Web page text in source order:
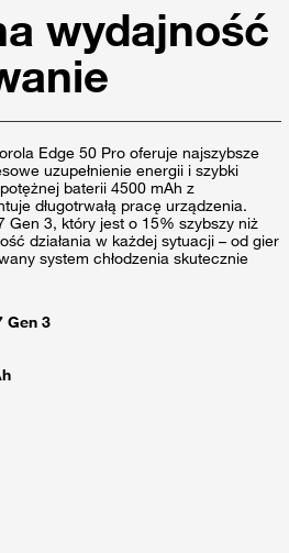
wydajność
Edge 50 Pro oferuje najszybsze
uzupełnienie energii i szybki
baterii 4500 mAh z
długotrwałą pracę urządzenia.
Gen 3, który jest o 15% szybszy niż
działania w każdej sytuacji – od gier
system chłodzenia skutecznie
Gen 3